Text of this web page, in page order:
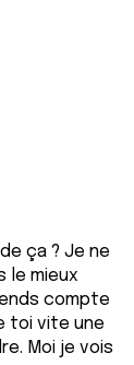
ça ? Je ne
le mieux
compte
toi vite une
Moi je vois